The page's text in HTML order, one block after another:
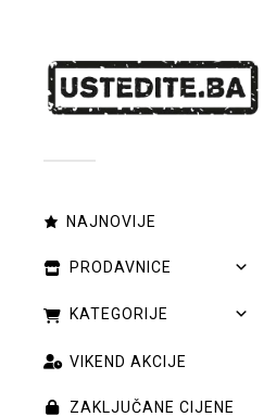
NAJNOVIJE
PRODAVNICE
KATEGORIJE
VIKEND AKCIJE
ZAKLJUČANE CIJENE